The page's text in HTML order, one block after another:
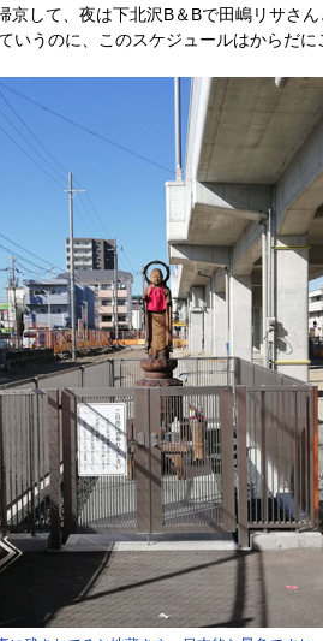
京して、夜は下北沢B＆Bで田嶋リサさ
いうのに、このスケジュールはからだに